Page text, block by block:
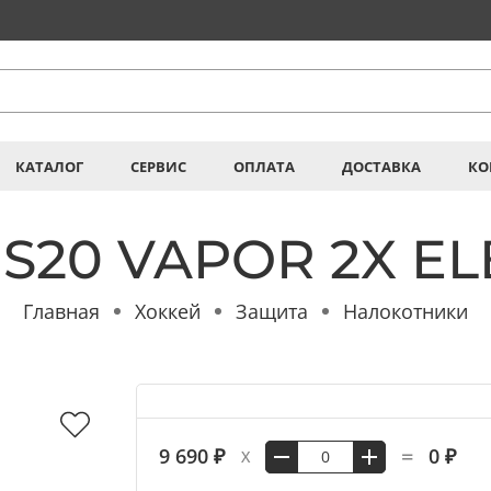
КАТАЛОГ СЕРВИС ОПЛАТА ДОСТАВКА
VAPOR 2X
Главная Хоккей Защита Налокотники
9 690 ₽ X = 0 ₽